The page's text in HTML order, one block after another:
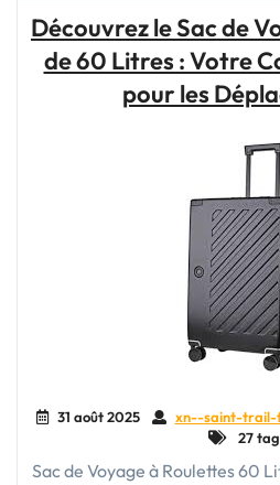
Découvrez le Sac de
de 60 Litres : Votre
pour les
31 août 2025 xn--saint-trail-
27
Sac de Voyage à Roulettes 60